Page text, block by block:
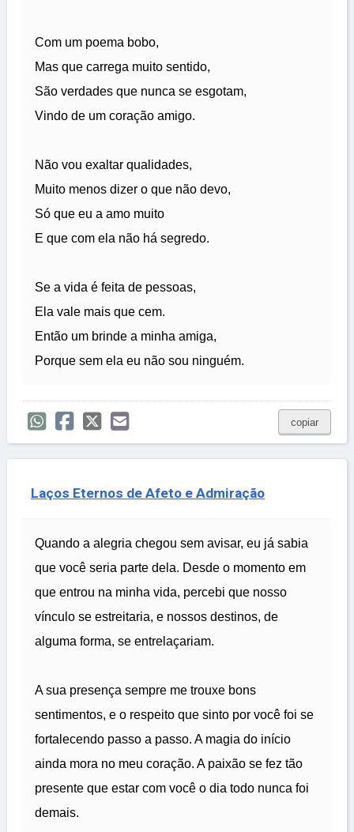
Com um poema bobo,
Mas que carrega muito sentido,
São verdades que nunca se esgotam,
Vindo de um coração amigo.
Não vou exaltar qualidades,
Muito menos dizer o que não devo,
Só que eu a amo muito
E que com ela não há segredo.
Se a vida é feita de pessoas,
Ela vale mais que cem.
Então um brinde a minha amiga,
Porque sem ela eu não sou ninguém.
copiar
Laços Eternos de Afeto e Admiração
Quando a alegria chegou sem avisar, eu já sabia
que você seria parte dela. Desde o momento em
que entrou na minha vida, percebi que nosso
vínculo se estreitaria, e nossos destinos, de
alguma forma, se entrelaçariam.
A sua presença sempre me trouxe bons
sentimentos, e o respeito que sinto por você foi se
fortalecendo passo a passo. A magia do início
ainda mora no meu coração. A paixão se fez tão
presente que estar com você o dia todo nunca foi
demais.